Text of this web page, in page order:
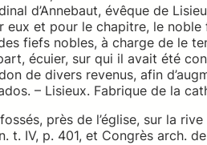
d’Annebaut, évêque de
eux et pour le chapitre, le
fiefs nobles, à charge de le
écuier, sur qui il avait été
de divers revenus, afin
– Lisieux. Fabrique de la
près de l’église, sur la
t. IV, p. 401, et Congrès arch.